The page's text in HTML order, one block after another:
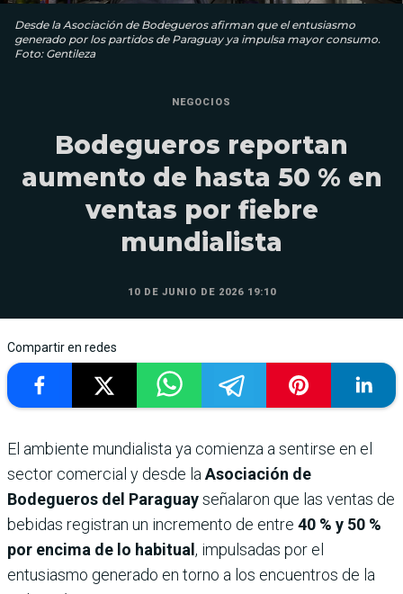
Desde la Asociación de Bodegueros afirman que el entusiasmo
generado por los partidos de Paraguay ya impulsa mayor consumo.
Foto: Gentileza
NEGOCIOS
Bodegueros reportan
aumento de hasta 50 % en
ventas por fiebre
mundialista
10 DE JUNIO DE 2026 19:10
Compartir en redes
El ambiente mundialista ya comienza a sentirse en el
sector comercial y desde la Asociación de
Bodegueros del Paraguayseñalaron que las ventas de
bebidas registran un incremento de entre 40 % y 50 %
por encima de lo habitual , impulsadas por el
entusiasmo generado en torno a los encuentros de la